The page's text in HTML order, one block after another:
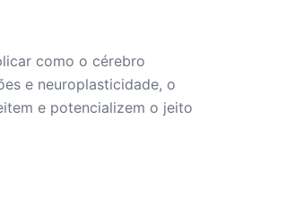
como o cérebro
e neuroplasticidade, o
e potencializem o jeito